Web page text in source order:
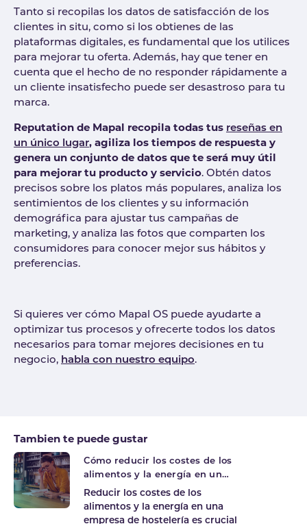
Tanto si recopilas los datos de satisfacción de los
clientes in situ, como si los obtienes de las
plataformas digitales, es fundamental que los utilices
para mejorar tu oferta. Además, hay que tener en
cuenta que el hecho de no responder rápidamente a
un cliente insatisfecho puede ser desastroso para tu
marca.
Reputation de Mapal recopila todas tus reseñas en
un único lugar, agiliza los tiempos de respuesta y
genera un conjunto de datos que te será muy útil
para mejorar tu producto y servicio. Obtén datos
precisos sobre los platos más populares, analiza los
sentimientos de los clientes y su información
demográfica para ajustar tus campañas de
marketing, y analiza las fotos que comparten los
consumidores para conocer mejor sus hábitos y
preferencias.
Si quieres ver cómo Mapal OS puede ayudarte a
optimizar tus procesos y ofrecerte todos los datos
necesarios para tomar mejores decisiones en tu
negocio, habla con nuestro equipo.
Tambien te puede gustar
Cómo reducir los costes de los
alimentos y la energía en un
negocio de hostelería
Reducir los costes de los
alimentos y la energía en una
empresa de hostelería es crucial